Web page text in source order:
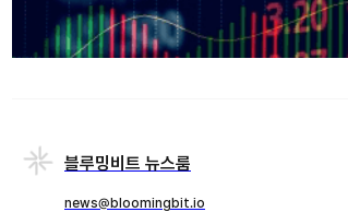
블루밍비트 뉴스룸
news@bloomingbit.io